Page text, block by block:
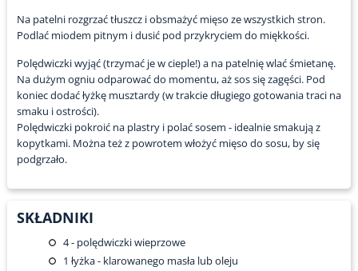
Na patelni rozgrzać tłuszcz i obsmażyć mięso ze wszystkich stron.
Podlać miodem pitnym i dusić pod przykryciem do miękkości.
Polędwiczki wyjąć (trzymać je w cieple!) a na patelnię wlać śmietanę.
Na dużym ogniu odparować do momentu, aż sos się zagęści. Pod
koniec dodać łyżkę musztardy (w trakcie długiego gotowania traci na
smaku i ostrości).
Polędwiczki pokroić na plastry i polać sosem - idealnie smakują z
kopytkami. Można też z powrotem włożyć mięso do sosu, by się
podgrzało.
SKŁADNIKI
4- polędwiczki wieprzowe
1 łyżka - klarowanego masła lub oleju